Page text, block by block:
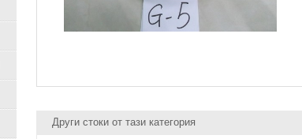
Други стоки от тази категория